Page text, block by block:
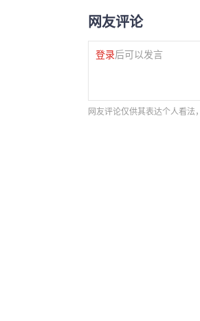
网友评论
登录后可以发言
网友评论仅供其表达个人看法